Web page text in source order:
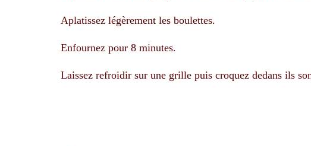
Aplatissez légèrement les boulettes.
Enfournez pour 8 minutes.
Laissez refroidir sur une grille puis croquez dedans ils